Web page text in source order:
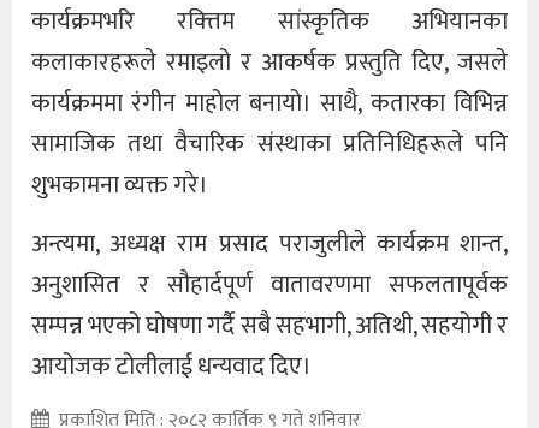
कार्यक्रमभरि रक्त्तिम सांस्कृतिक अभियानका
कलाकारहरूले रमाइलो र आकर्षक प्रस्तुति दिए, जसले
कार्यक्रममा रंगीन माहोल बनायो। साथै, कतारका विभिन्न
सामाजिक तथा वैचारिक संस्थाका प्रतिनिधिहरूले पनि
शुभकामना व्यक्त गरे।
अन्त्यमा, अध्यक्ष राम प्रसाद पराजुलीले कार्यक्रम शान्त,
अनुशासित र सौहार्दपूर्ण वातावरणमा सफलतापूर्वक
सम्पन्न भएको घोषणा गर्दै सबै सहभागी, अतिथी, सहयोगी र
आयोजक टोलीलाई धन्यवाद दिए।
प्रकाशित मिति : २०८२ कार्तिक ९ गते शनिवार